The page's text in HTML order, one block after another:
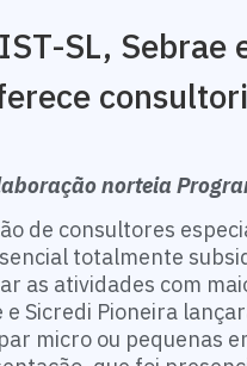
SL, Sebrae
norteia
de consultores
totalmente
as atividades com
e Sicredi Pioneira
micro ou pequenas